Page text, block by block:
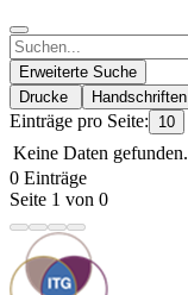
Erweiterte Suche
Drucke
Handschriften
Einträge pro Seite: 10
Keine Daten gefunden.
0 Einträge
Seite 1 von 0